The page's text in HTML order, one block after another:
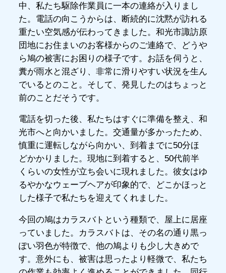
中、私たち駆除作業員に一本の連絡が入りまし
た。電話の向こうからは、断続的に沈黙が訪れる
重たい空気感が伝わってきました。和光市諏訪原
団地にお住まいのお客様からのご連絡で、どうや
ら鳩の被害にお困りの様子です。お話を伺うと、
糞が雨水と混ざり、非常に滑りやすい状況を生ん
でいるとのこと。そして、発見したのはちょっと
前のことだそうです。
電話を切った後、私たちはすぐに準備を整え、和
光市へと向かいました。交通量が多かったため、
慎重に運転しながら向かい、到着までに50分ほ
どかかりました。現地に到着すると、50代前半
くらいの女性が立ち会いに現れました。彼女はゆ
るやかなウェーブヘアが印象的で、どこかほっと
した様子で私たちを迎えてくれました。
今回の鳩はカラスバトという種類で、屋上に居座
っていました。カラスバトは、その名の通り黒っ
ぽい羽色が特徴で、他の鳩よりも少し大きめで
す。意外にも、被害は思ったより軽微で、私たち